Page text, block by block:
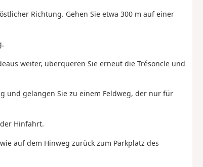
Richtung. Gehen Sie etwa 300 m auf einer
weiter, überqueren Sie erneut die Trésoncle und
und gelangen Sie zu einem Feldweg, der nur für
Hinfahrt.
auf dem Hinweg zurück zum Parkplatz des